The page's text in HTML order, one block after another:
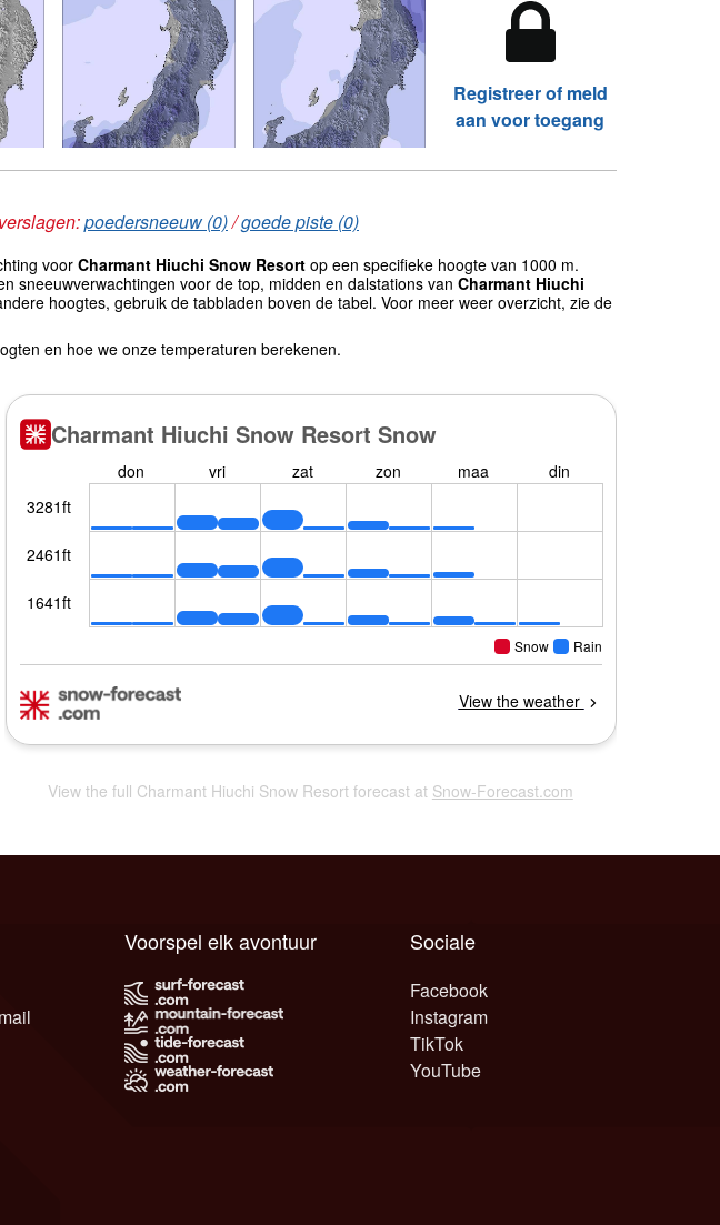
Registreer of meld
aan voor toegang
verslagen:poedersneeuw (0)/goede piste (0)
voorCharmant Hiuchi Snow Resort op een specifieke hoogte van 1000 m.
sneeuwverwachtingen voor de top, midden en dalstations van Charmant Hiuchi
hoogtes, gebruik de tabbladen boven de tabel. Voor meer weer overzicht, zie de
en hoe we onze temperaturen berekenen.
View the full Charmant Hiuchi Snow Resort forecast at Snow-Forecast.com
Sociale
Facebook
Instagram
TikTok
YouTube
Voorspel elk avontuur